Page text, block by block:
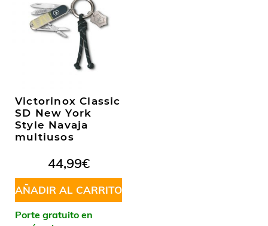
Victorinox Classic
SD New York
Style Navaja
multiusos
44,99€
AÑADIR AL CARRITO
Porte gratuito en